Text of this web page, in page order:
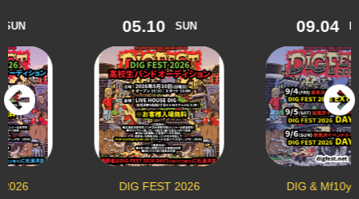
05.10 SUN
DIG FEST 2026
09.04 FRI
DIG & Mf10y pre.